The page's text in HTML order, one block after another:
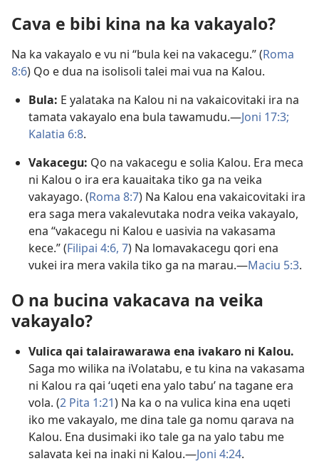
Cava e bibi kina na ka vakayalo?
Na ka vakayalo e vu ni “bula kei na vakacegu.” (Roma
8:6) Qo e dua na isolisoli talei mai vua na Kalou.
Bula: E yalataka na Kalou ni na vakaicovitaki ira na
tamata vakayalo ena bula tawamudu.—Joni 17:3;
Kalatia 6:8.
Vakacegu: Qo na vakacegu e solia Kalou. Era meca
ni Kalou o ira era kauaitaka tiko ga na veika
vakayago. (Roma 8:7) Na Kalou ena vakaicovitaki ira
era saga mera vakalevutaka nodra veika vakayalo,
ena “vakacegu ni Kalou e uasivia na vakasama
kece.” (Filipai 4:6, 7) Na lomavakacegu qori ena
vukei ira mera vakila tiko ga na marau.—Maciu 5:3.
O na bucina vakacava na veika
vakayalo?
Vulica qai talairawarawa ena ivakaro ni Kalou.
Saga mo wilika na iVolatabu, e tu kina na vakasama
ni Kalou ra qai ‘uqeti ena yalo tabu’ na tagane era
vola. (2 Pita 1:21) Na ka o na vulica kina ena uqeti
iko me vakayalo, me dina tale ga nomu qarava na
Kalou. Ena dusimaki iko tale ga na yalo tabu me
salavata kei na inaki ni Kalou.—Joni 4:24.